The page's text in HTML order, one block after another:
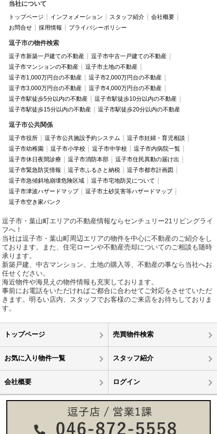
当社について
トップページ インフォメーション スタッフ紹介
会社概要
お問合せ
採用情報 プライバシーポリシー
逗子市の物件検索
逗子市新築一戸建ての不動産
逗子市中古一戸建ての不動産
逗子市マンションの不動産
逗子市土地の不動産
逗子市1,000万円台の不動産
逗子市2,000万円台の不動産
逗子市3,000万円台の不動産
逗子市4,000万円台の不動産
逗子市駅徒歩5分以内の不動産
逗子市駅徒歩10分以内の不動産
逗子市駅徒歩15分以内の不動産
逗子市駅徒歩20分以内の不動産
逗子市公共関係
逗子市役所 逗子市公共施設予約システム
逗子市妊婦・育児相談
逗子市幼稚園
逗子市小学校 逗子市中学校
逗子市内病院一覧
逗子市休日夜間診療
逗子市消防本部
逗子市住民異動の届け出
逗子市緊急防災情報
逗子市ふるさと納税
逗子市都市計画図
逗子市急傾斜地崩壊危険区域
逗子市宅地防災について
逗子市津波ハザードマップ
逗子市土砂災害等ハザードマップ
逗子市空き家バンク
逗子市・葉山町エリアの不動産情報ならセンチュリー21リビングライ
フへ！
当社は逗子市・葉山町周辺エリアの物件を中心に不動産のご紹介をし
ております。また、住宅ローンや不動産売却についてのご相談も随時
承ります。
新築戸建、中古マンション、土地の購入等、不動産の事なら当社へお
任せください。
海近物件や海見えの物件情報も充実しております。
事前にお電話をいただければご都合に合わせてご対応をさせていただ
きます。明るい店内、スタッフでお客様のご来店をお待ちしておりま
す。
トップページ 売買物件検索
お気に入り物件一覧 スタッフ紹介
会社概要 ログイン